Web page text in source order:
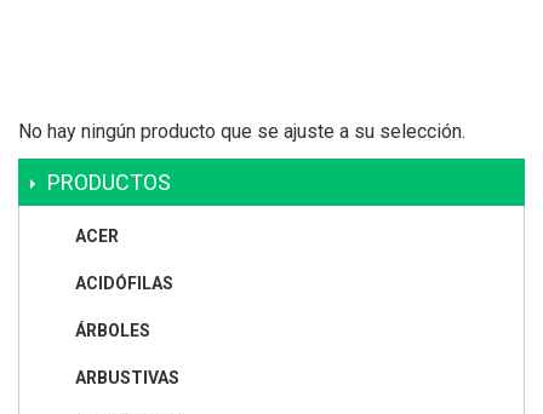
No hay ningún producto que se ajuste a su selección.
PRODUCTOS
ACER
ACIDÓFILAS
ÁRBOLES
ARBUSTIVAS